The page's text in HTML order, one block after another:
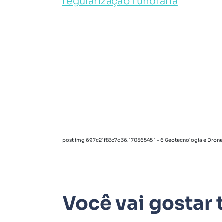
post img 697c21f83c7d36.17056545 1 - 6 Geotecnologia e
Você vai gostar